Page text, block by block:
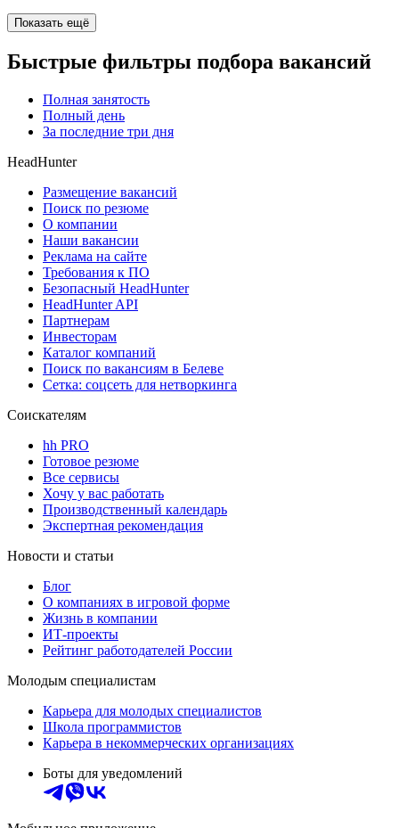
Показать ещё
Быстрые фильтры подбора вакансий
Полная занятость
Полный день
За последние три дня
HeadHunter
Размещение вакансий
Поиск по резюме
О компании
Наши вакансии
Реклама на сайте
Требования к ПО
Безопасный HeadHunter
HeadHunter API
Партнерам
Инвесторам
Каталог компаний
Поиск по вакансиям в Белеве
Сетка: соцсеть для нетворкинга
Соискателям
hh PRO
Готовое резюме
Все сервисы
Хочу у вас работать
Производственный календарь
Экспертная рекомендация
Новости и статьи
Блог
О компаниях в игровой форме
Жизнь в компании
ИТ-проекты
Рейтинг работодателей России
Молодым специалистам
Карьера для молодых специалистов
Школа программистов
Карьера в некоммерческих организациях
Боты для уведомлений